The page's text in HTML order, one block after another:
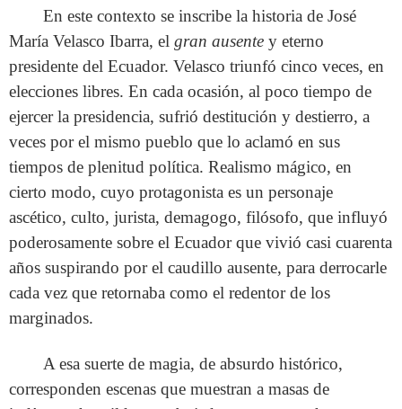
En este contexto se inscribe la historia de José
María Velasco Ibarra, el gran ausente y eterno
presidente del Ecuador. Velasco triunfó cinco veces, en
elecciones libres. En cada ocasión, al poco tiempo de
ejercer la presidencia, sufrió destitución y destierro, a
veces por el mismo pueblo que lo aclamó en sus
tiempos de plenitud política. Realismo mágico, en
cierto modo, cuyo protagonista es un personaje
ascético, culto, jurista, demagogo, filósofo, que influyó
poderosamente sobre el Ecuador que vivió casi cuarenta
años suspirando por el caudillo ausente, para derrocarle
cada vez que retornaba como el redentor de los
marginados.
A esa suerte de magia, de absurdo histórico,
corresponden escenas que muestran a masas de